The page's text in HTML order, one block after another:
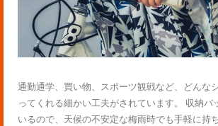
通勤通学、買い物、スポーツ観戦など、どんな
ってくれる細かい工夫がされています。 収納バ
いるので、天候の不安定な梅雨時でも手軽に持